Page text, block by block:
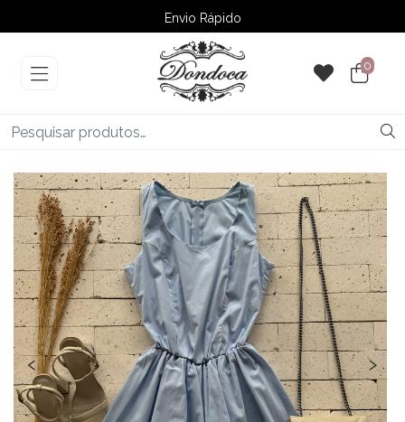
Envio Rápido
➚ Ofertas– Até 60% OFF
0
‹ ›